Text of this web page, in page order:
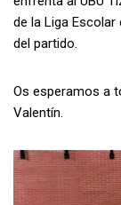
de la Liga
del partido.
Os esperamos a
Valentín.